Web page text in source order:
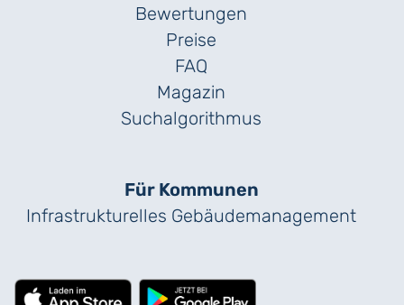
Bewertungen
Preise
FAQ
Magazin
Suchalgorithmus
Für Kommunen
Infrastrukturelles Gebäude­management